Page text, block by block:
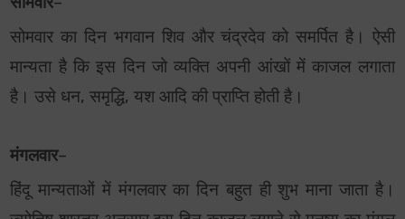
सोमवार का दिन भगवान शिव और चंद्रदेव को समर्पित है। ऐसी
मान्यता है कि इस दिन जो व्यक्ति अपनी आंखों में काजल लगाता
है। उसे धन, समृद्धि, यश आदि की प्राप्ति होती है।
मंगलवार–
हिंदू मान्यताओं में मंगलवार का दिन बहुत ही शुभ माना जाता है।